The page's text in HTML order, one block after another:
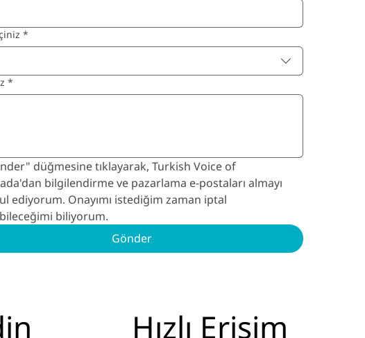
*
*
düğmesine tıklayarak, Turkish Voice of
bilgilendirme ve pazarlama e-postaları almayı
ediyorum. Onayımı istediğim zaman iptal
biliyorum.
Gönder
Hızlı Erişim